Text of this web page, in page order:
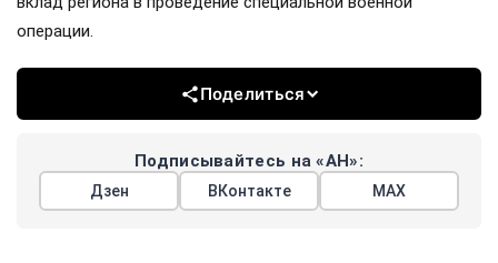
операции.
Поделиться
Подписывайтесь на «АН»:
Дзен ВКонтакте МАХ